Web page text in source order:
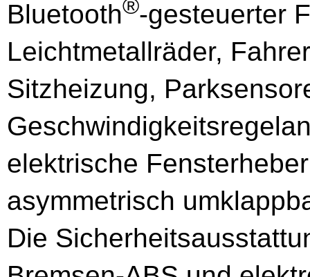
Bluetooth®-gesteuerter
Leichtmetallräder,
Sitzheizung,
elektrische
asymmetrisch
Die